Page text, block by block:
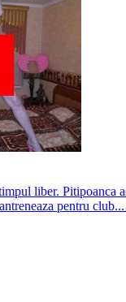
liber. Pitipoanca
pentru